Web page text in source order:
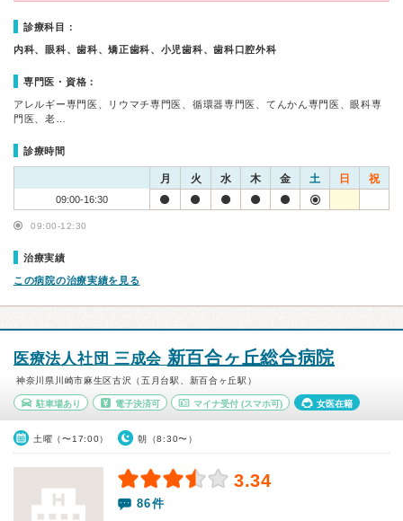
診療科目：
内科、眼科、歯科、矯正歯科、小児歯科、歯科口腔外科
専門医・資格：
アレルギー専門医、リウマチ専門医、循環器専門医、てんかん専門医、眼科専
門医、老…
診療時間
月 火 水 木 金 土 日 祝
09:00-16:30
09:00-12:30
治療実績
この病院の治療実績を見る
医療法人社団 三成会 新百合ヶ丘総合病院
神奈川県川崎市麻生区古沢（五月台駅、新百合ヶ丘駅）
駐車場あり 電子決済可 マイナ受付 (スマホ可) 女医在籍
土曜（〜17:00） 朝（8:30〜）
3.34
86件